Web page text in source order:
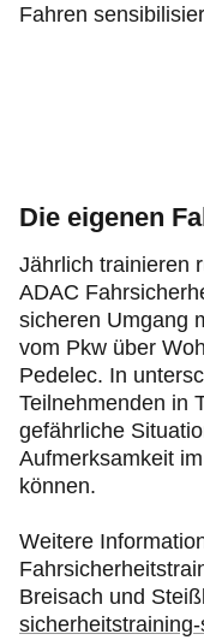
Fahren
Die eigenen
Jährlich trainieren
ADAC
sicheren Umgang
vom Pkw über
Pedelec. In
Teilnehmenden in
gefährliche
Aufmerksamkeit
können.
Weitere
Breisach und